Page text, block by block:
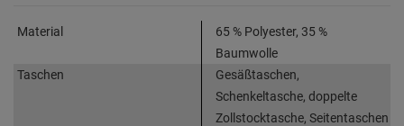
Material
65 % Polyester, 35 %
Baumwolle
Taschen
Gesäßtaschen,
Schenkeltasche, doppelte
Zollstocktasche, Seitentaschen